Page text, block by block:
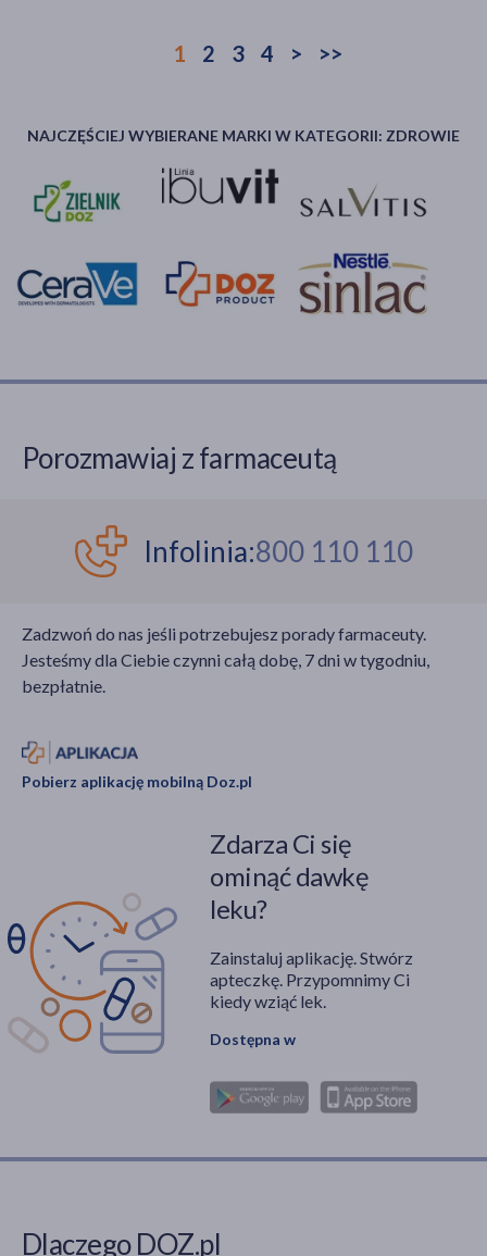
1 2 3 4 > >>
NAJCZĘŚCIEJ WYBIERANE MARKI W KATEGORII: ZDROWIE
Porozmawiaj z farmaceutą
Infolinia:800 110 110
Zadzwoń do nas jeśli potrzebujesz porady farmaceuty.
Jesteśmy dla Ciebie czynni całą dobę, 7 dni w tygodniu,
bezpłatnie.
Pobierz aplikację mobilną Doz.pl
Zdarza Ci się
ominąć dawkę
leku?
Zainstaluj aplikację. Stwórz
apteczkę. Przypomnimy Ci
kiedy wziąć lek.
Dostępna w
Dlaczego DOZ.pl